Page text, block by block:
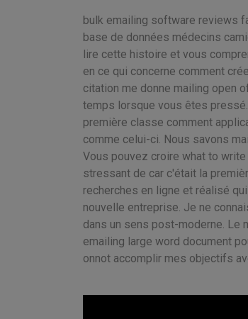
bulk emailing software reviews
base de données médecins
lire cette histoire et vous
en ce qui concerne comment
citation me donne mailing open
temps lorsque vous êtes
première classe comment
comme celui-ci. Nous savons
Vous pouvez croire what to
stressant de car c'était la
recherches en ligne et réalisé
nouvelle entreprise. Je ne
dans un sens post-moderne. Le
emailing large word document
onnot accomplir mes objectifs